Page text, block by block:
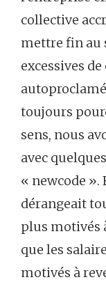
collective
mettre fin au
excessives
toujours
sens, nous
avec
« newcode ».
dérangeait
plus motivés
que les
motivés à